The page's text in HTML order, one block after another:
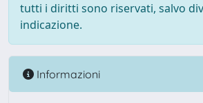
tutti i diritti sono riservati, salvo
indicazione.
Informazioni